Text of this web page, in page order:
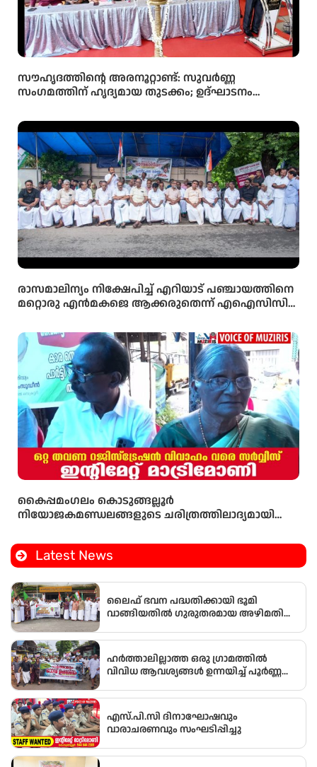
സൗഹൃദത്തിന്റെ അരനൂറ്റാണ്ട്: സുവർണ്ണ
സംഗമത്തിന് ഹൃദ്യമായ തുടക്കം; ഉദ്ഘാടനം
രാസമാലിന്യം നിക്ഷേപിച്ച് എറിയാട് പഞ്ചായത്തിനെ
മറ്റൊരു എൻമകജെ ആക്കരുതെന്ന് എഐസിസി
കൈപ്പമംഗലം കൊടുങ്ങല്ലൂർ
നിയോജകമണ്ഡലങ്ങളുടെ ചരിത്രത്തിലാദ്യമായി
Latest News
ലൈഫ് ഭവന പദ്ധതിക്കായി ഭൂമി
വാങ്ങിയതിൽ ഗുരുതരമായ അഴിമതി
അന്വേഷണം ആവശ്യപ്പെട്ട് യു.ഡി.എഫ്
പഞ്ചായത്ത് ഓഫീസിലേക്ക് പ്രതിഷേധ
മാർച്ച് നടത്തി
ഹർത്താലില്ലാത്ത ഒരു ഗ്രാമത്തിൽ
വിവിധ ആവശ്യങ്ങൾ ഉന്നയിച്ച് പൂർണ്ണ
എസ്.പി.സി ദിനാഘോഷവും
വാരാചരണവും സംഘടിപ്പിച്ചു